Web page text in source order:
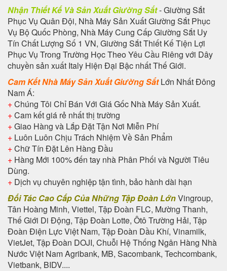
Nhận Thiết Kế Và Sản Xuất Giường Sắt- Giường Sắt
Phục Vụ Quân Đội, Nhà Máy Sản Xuất Giường Sắt Phục
Vụ Bộ Quốc Phòng, Nhà Máy Cung Cấp Giường Sắt Uy
Tín Chất Lượng Số 1 VN, Giường Sắt Thiết Kế Tiện Lợi
Phục Vụ Trong Trường Học Theo Yêu Cầu Riêng với Dây
chuyền sản xuất Italy Hiện Đại Bậc nhất Thế Giới.
Cam Kết Nhà Máy Sản Xuất Giường SắtLớn Nhất Đông
Nam Á:
+Chúng Tôi Chỉ Bán Với Giá Gốc Nhà Máy Sản Xuất.
+Cam kết giá rẻ nhất thị trường
+Giao Hàng và Lắp Đặt Tận Nơi Miễn Phí
+ Luôn Luôn Chịu Trách Nhiệm Về Sản Phẩm
+Chữ Tín Đặt Lên Hàng Đầu
+ Hàng Mới 100% đến tay nhà Phân Phối và Người Tiêu
Dùng.
+ Dịch vụ chuyên nghiệp tận tình, bảo hành dài hạn
Đối Tác Cao Cấp Của Những Tập Đoàn LớnVingroup,
Tân Hoàng Minh, Viettel, Tập Đoàn FLC, Mường Thanh,
Thế Giới Di Động, Tập Đoàn Lotte, Ôtô Trường Hải, Tập
Đoàn Điện Lực Việt Nam, Tập Đoàn Dầu Khí, Vinamilk,
VietJet, Tập Đoàn DOJI, Chuỗi Hệ Thống Ngân Hàng Nhà
Nước Việt Nam Agribank, MB, Sacombank, Techcombank,
Vietbank, BIDV....